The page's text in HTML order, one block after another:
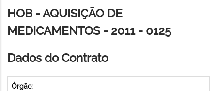
de
navegação
HOB - AQUISIÇÃO DE
MEDICAMENTOS - 2011 - 0125
Dados do Contrato
Órgão: